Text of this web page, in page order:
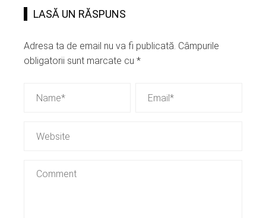
LASĂ UN RĂSPUNS
Adresa ta de email nu va fi publicată. Câmpurile
obligatorii sunt marcate cu *